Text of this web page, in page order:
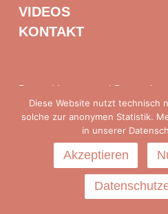
VIDEOS
KONTAKT
Presse | Impressum | Datenschutz
Diese Website nutzt technisch
solche zur anonymen Statistik.
in unserer
Akzeptieren